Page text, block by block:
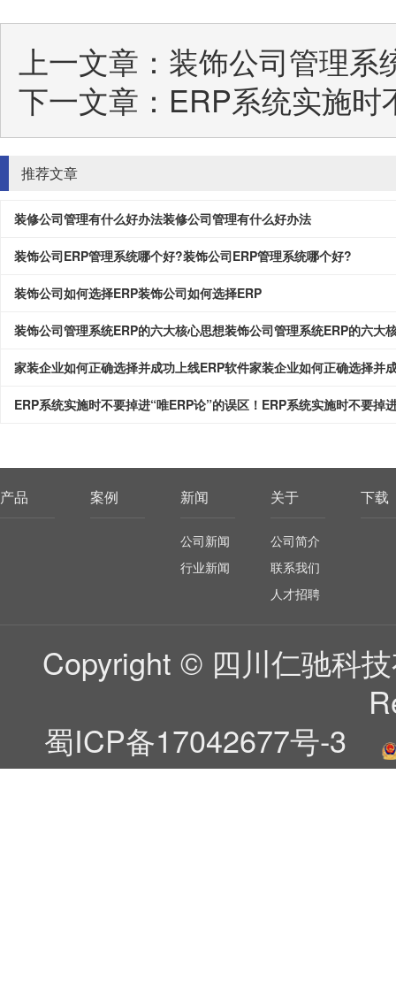
上一文章： 装饰公司管理系
下一文章： ERP系统实施时
推荐文章
装修公司管理有什么好办法装修公司管理有什么好办法
装饰公司ERP管理系统哪个好?装饰公司ERP管理系统哪个好?
装饰公司如何选择ERP装饰公司如何选择ERP
产品 案例 新闻
公司新闻
行业新闻
关于
公司简介
联系我们
人才招聘
下载
Copyright © 四川仁驰科
蜀ICP备17042677号-3